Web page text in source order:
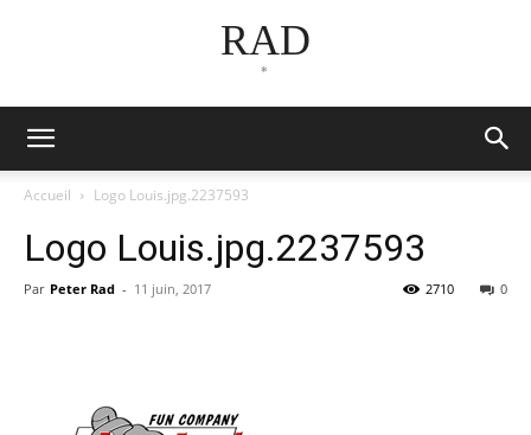
RAD
*
Accueil Logo Louis.jpg.2237593
Logo Louis.jpg.2237593
Par Peter Rad - 11 juin, 2017 0
2710